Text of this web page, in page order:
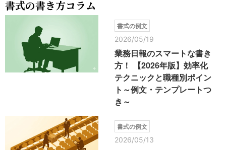
書式の書き方コラム
書式の例文
2026/05/19
業務日報のスマートな書き
方！ 【2026年版】効率化
テクニックと職種別ポイン
ト～例文・テンプレートつ
き～
書式の例文
2026/05/13